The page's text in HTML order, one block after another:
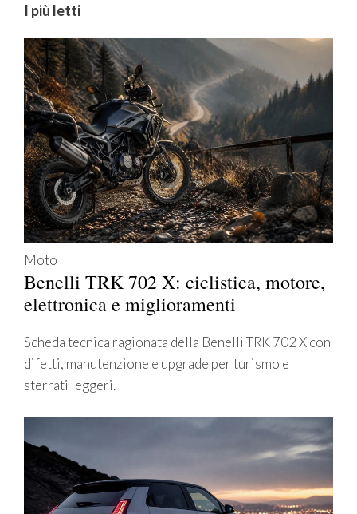
I più letti
Moto
Benelli TRK 702 X: ciclistica, motore,
elettronica e miglioramenti
Scheda tecnica ragionata della Benelli TRK 702 X con
difetti, manutenzione e upgrade per turismo e
sterrati leggeri.